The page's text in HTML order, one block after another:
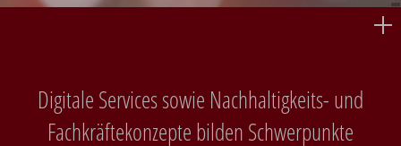
Digitale Services sowie Nachhaltigkeits- und
Fachkräftekonzepte bilden Schwerpunkte